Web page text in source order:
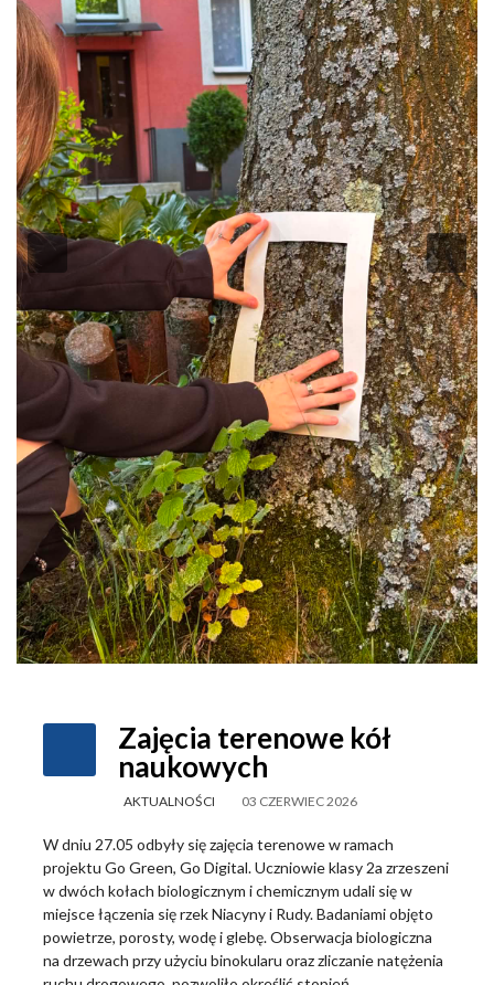
Previous
Zajęcia terenowe kół
naukowych
AKTUALNOŚCI 03 CZERWIEC 2026
W dniu 27.05 odbyły się zajęcia terenowe w ramach
projektu Go Green, Go Digital. Uczniowie klasy 2a zrzeszeni
w dwóch kołach biologicznym i chemicznym udali się w
miejsce łączenia się rzek Niacyny i Rudy. Badaniami objęto
powietrze, porosty, wodę i glebę. Obserwacja biologiczna
na drzewach przy użyciu binokularu oraz zliczanie natężenia